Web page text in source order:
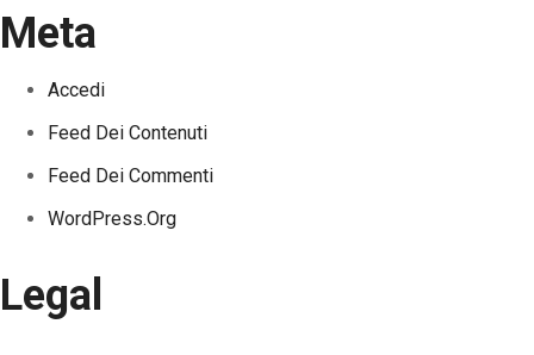
Meta
Accedi
Feed Dei Contenuti
Feed Dei Commenti
WordPress.org
Legal